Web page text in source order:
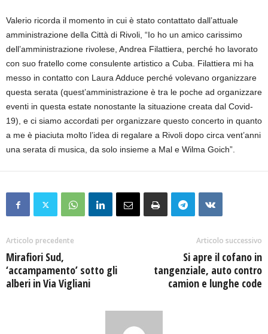
Valerio ricorda il momento in cui è stato contattato dall’attuale
amministrazione della Città di Rivoli, “Io ho un amico carissimo
dell’amministrazione rivolese, Andrea Filattiera, perché ho lavorato
con suo fratello come consulente artistico a Cuba. Filattiera mi ha
messo in contatto con Laura Adduce perché volevano organizzare
questa serata (quest’amministrazione è tra le poche ad organizzare
eventi in questa estate nonostante la situazione creata dal Covid-
19), e ci siamo accordati per organizzare questo concerto in quanto
a me è piaciuta molto l’idea di regalare a Rivoli dopo circa vent’anni
una serata di musica, da solo insieme a Mal e Wilma Goich”.
Articolo precedente
Mirafiori Sud,
‘accampamento’ sotto gli
alberi in Via Vigliani
Articolo successivo
Si apre il cofano in
tangenziale, auto contro
camion e lunghe code